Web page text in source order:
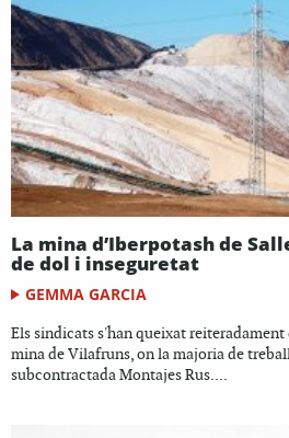
La mina d’Iberpotash de
de dol i inseguretat
GEMMA GARCIA
Els sindicats s'han queixat reiteradament
mina de Vilafruns, on la majoria de
subcontractada Montajes Rus....